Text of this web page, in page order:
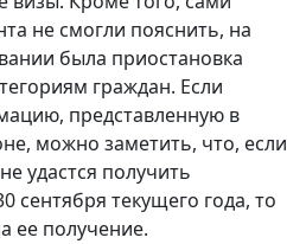
не смогли пояснить, на
была приостановка
граждан. Если
представленную в
можно заметить, что, если
удастся получить
сентября текущего года, то
ее получение.